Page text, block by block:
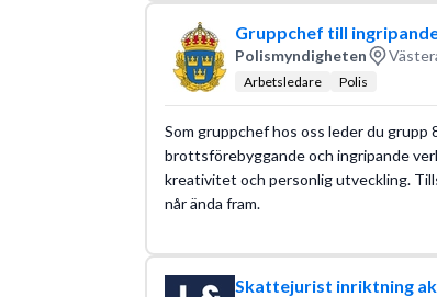
Gruppchef till
Polismyndigheten
Arbetsledare Polis
Som gruppchef hos oss leder du grupp
brottsförebyggande och ingripande
kreativitet och personlig utveckling.
når ända fram.
Skattejurist inriktning